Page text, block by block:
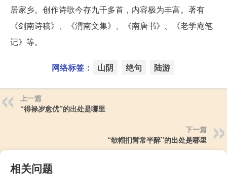
居家乡。创作诗歌今存九千多首，内容极为丰富。著有
《剑南诗稿》、《渭南文集》、《南唐书》、《老学庵笔
记》等。
网络标签： 山阴 绝句 陆游
上一篇
“得禄岁愈优”的出处是哪里
下一篇
“欹帽扪髯常半醉”的出处是哪里
相关问题